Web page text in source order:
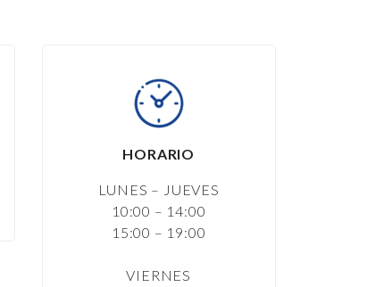
HORARIO
LUNES – JUEVES
10:00 – 14:00
15:00 – 19:00
VIERNES